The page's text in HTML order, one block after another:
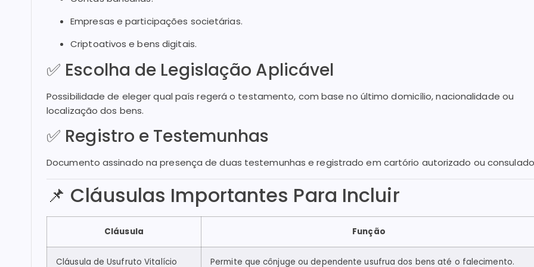
Empresas e participações societárias.
Criptoativos e bens digitais.
✅ Escolha de Legislação Aplicável
Possibilidade de eleger qual país regerá o testamento, com base no último domicílio, nacionalidade ou
localização dos bens.
✅ Registro e Testemunhas
Documento assinado na presença de duas testemunhas e registrado em cartório autorizado ou
📌 Cláusulas Importantes Para Incluir
Cláusula Função
Cláusula de Usufruto Vitalício Permite que cônjuge ou dependente usufrua dos bens até o falecimento.